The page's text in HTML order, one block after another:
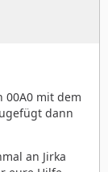
00A0 mit dem
dann
an Jirka